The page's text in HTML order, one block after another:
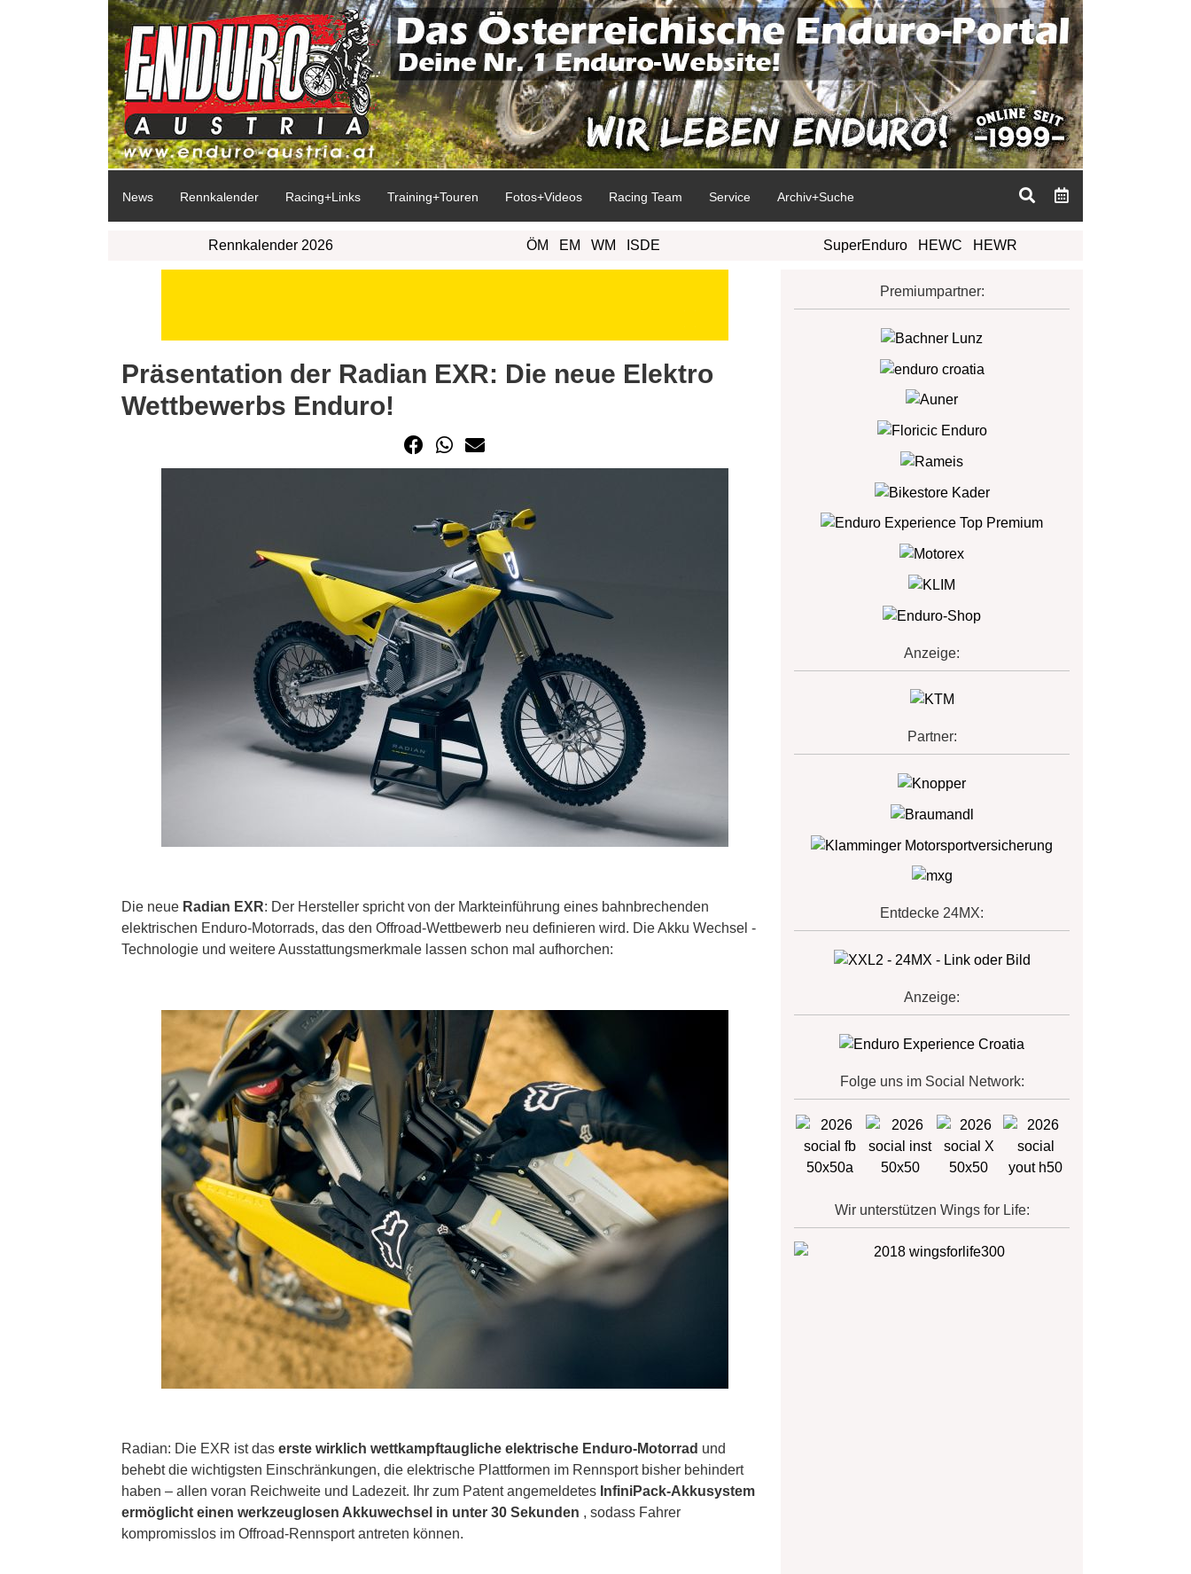
News Rennkalender Racing+Links Training+Touren Fotos+Videos Racing Team Service Archiv+Suche
Rennkalender 2026 ÖM EM WM ISDE SuperEnduro HEWC HEWR
Präsentation der Radian EXR: Die neue Elektro
Wettbewerbs Enduro!
Die neue Radian EXR: Der Hersteller spricht von der Markteinführung eines bahnbrechenden
elektrischen Enduro-Motorrads, das den Offroad-Wettbewerb neu definieren wird. Die Akku Wechsel -
Technologie und weitere Ausstattungsmerkmale lassen schon mal aufhorchen:
Radian: Die EXR ist das erste wirklich wettkampftaugliche elektrische Enduro-Motorrad und
behebt die wichtigsten Einschränkungen, die elektrische Plattformen im Rennsport bisher behindert
haben – allen voran Reichweite und Ladezeit. Ihr zum Patent angemeldetes InfiniPack-Akkusystem
ermöglicht einen werkzeuglosen Akkuwechsel in unter 30 Sekunden , sodass Fahrer
kompromisslos im Offroad-Rennsport antreten können.
Premiumpartner:
Anzeige:
Partner:
Entdecke 24MX:
Anzeige:
Folge uns im Social Network:
Wir unterstützen Wings for Life: